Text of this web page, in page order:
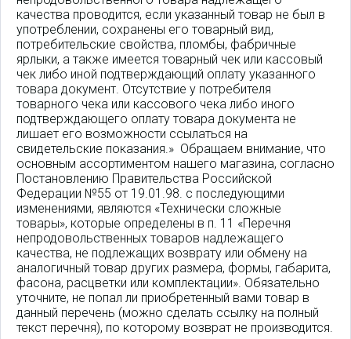
качества проводится, если указанный товар не был в
употреблении, сохранены его товарный вид,
потребительские свойства, пломбы, фабричные
ярлыки, а также имеется товарный чек или кассовый
чек либо иной подтверждающий оплату указанного
товара документ. Отсутствие у потребителя
товарного чека или кассового чека либо иного
подтверждающего оплату товара документа не
лишает его возможности ссылаться на
свидетельские показания.» Обращаем внимание, что
основным ассортиментом нашего магазина, согласно
Постановлению Правительства Российской
Федерации №55 от 19.01.98. с последующими
изменениями, являются «Технически сложные
товары», которые определены в п. 11 «Перечня
непродовольственных товаров надлежащего
качества, не подлежащих возврату или обмену на
аналогичный товар других размера, формы, габарита,
фасона, расцветки или комплектации». Обязательно
уточните, не попал ли приобретенный вами товар в
данный перечень (можно сделать ссылку на полный
текст перечня), по которому возврат не производится.